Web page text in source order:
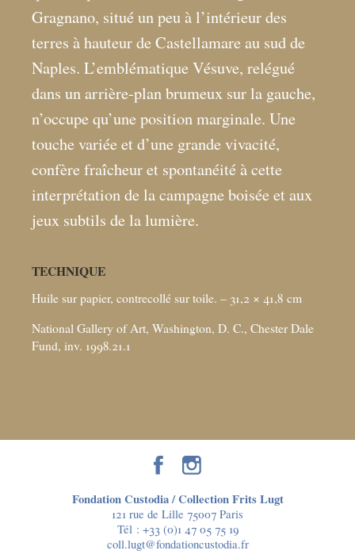
Gragnano, situé un peu à l’intérieur des
terres à hauteur de Castellamare au sud de
Naples. L’emblématique Vésuve, relégué
dans un arrière-plan brumeux sur la gauche,
n’occupe qu’une position marginale. Une
touche variée et d’une grande vivacité,
confère fraîcheur et spontanéité à cette
interprétation de la campagne boisée et aux
jeux subtils de la lumière.
TECHNIQUE
Huile sur papier, contrecollé sur toile. – 31,2 × 41,8 cm
National Gallery of Art, Washington, D. C., Chester Dale
Fund, inv. 1998.21.1
Fondation Custodia / Collection Frits Lugt
121 rue de Lille 75007 Paris
Tél : +33 (0)1 47 05 75 19
coll.lugt@fondationcustodia.fr